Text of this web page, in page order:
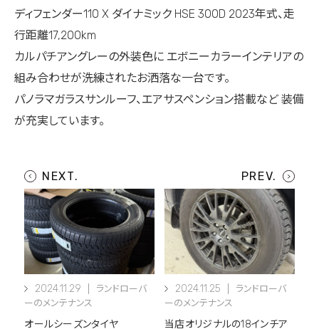
ディフェンダー110 X ダイナミック HSE 300D 2023年式、走
行距離17,200km
カルパチアングレーの外装色に エボニーカラーインテリアの
組み合わせが洗練されたお洒落な一台です。
パノラマガラスサンルーフ、エアサスペンション搭載など 装備
が充実しています。
2024.11.29
ランドローバ
ーのメンテナンス
オールシーズンタイヤ
2024.11.25
ランドローバ
ーのメンテナンス
当店オリジナルの18インチア